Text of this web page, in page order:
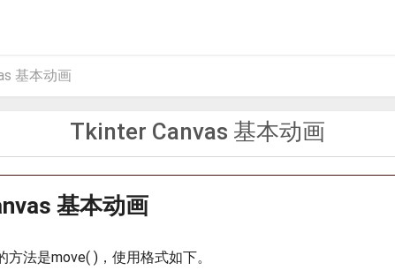
基本动画
Tkinter Canvas 基本动画
基本动画
方法是move( )，使用格式如下。